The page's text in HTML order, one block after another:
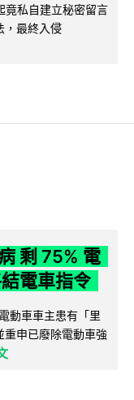
私自建立秘密留言
，最終入侵
剩 75% 電
電車指令
動車車主患有「里
申已廢除電動車強